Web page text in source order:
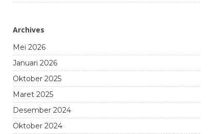
Archives
Mei 2026
Januari 2026
Oktober 2025
Maret 2025
Desember 2024
Oktober 2024